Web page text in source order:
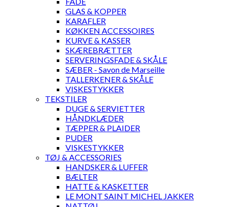
GLAS & KOPPER
KARAFLER
KØKKEN ACCESSOIRES
KURVE & KASSER
SKÆREBRÆTTER
SERVERINGSFADE & SKÅLE
SÆBER - Savon de Marseille
TALLERKENER & SKÅLE
VISKESTYKKER
TEKSTILER
DUGE & SERVIETTER
HÅNDKLÆDER
TÆPPER & PLAIDER
PUDER
VISKESTYKKER
TØJ & ACCESSORIES
HANDSKER & LUFFER
BÆLTER
HATTE & KASKETTER
LE MONT SAINT MICHEL JAKKER